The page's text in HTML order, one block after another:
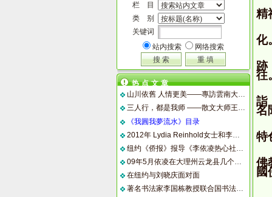
栏 目
类 别
关键词
站内搜索
网络搜索
热点文章
山川依舊 人情更美――專訪雲南大理州委書記劉明
三人行，都是我师 ——散文大师王鼎钧谈人生、文学、宗教、成功之道、为人之道
《我圓我夢流水》目录
2012年 Lydia Reinhold女士和李国栋先生联合国书画展作品（七）
纽约《侨报》报导《李依凌热心社区工作》
09年5月依凌在大理州云龙县几个乡镇刚刚建成的希望小学访问 条件好多了
在纽约与刘晓庆面对面
著名书法家李国栋教授联合国书法展掠影（1）
精
化
跡
往
詣
名
特
佛
國